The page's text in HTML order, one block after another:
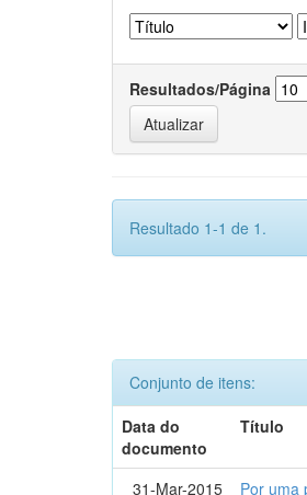
Resultados/Página
Resultado 1-1 de 1.
Conjunto de itens:
Data do
documento
Título
31-Mar-2015 Por uma